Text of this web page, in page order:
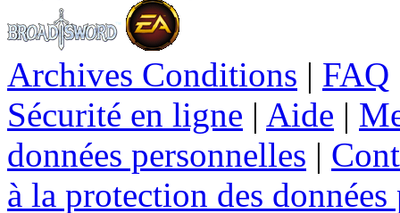
Archives Conditions | FAQ
Sécurité en ligne | Aide |
données personnelles |
à la protection des